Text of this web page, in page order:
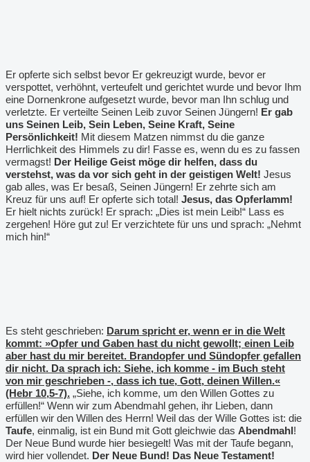
Er opferte sich selbst bevor Er gekreuzigt wurde, bevor er
verspottet, verhöhnt, verteufelt und gerichtet wurde und bevor Ihm
eine Dornenkrone aufgesetzt wurde, bevor man Ihn schlug und
verletzte. Er verteilte Seinen Leib zuvor Seinen Jüngern! Er gab
uns Seinen Leib, Sein Leben, Seine Kraft, Seine
Persönlichkeit! Mit diesem Matzen nimmst du die ganze
Herrlichkeit des Himmels zu dir! Fasse es, wenn du es zu fassen
vermagst! Der Heilige Geist möge dir helfen, dass du
verstehst, was da vor sich geht in der geistigen Welt! Jesus
gab alles, was Er besaß, Seinen Jüngern! Er zehrte sich am
Kreuz für uns auf! Er opferte sich total! Jesus, das Opferlamm!
Er hielt nichts zurück! Er sprach: „Dies ist mein Leib!“ Lass es
zergehen! Höre gut zu! Er verzichtete für uns und sprach: „Nehmt
mich hin!“
Es steht geschrieben: Darum spricht er, wenn er in die Welt
kommt: »Opfer und Gaben hast du nicht gewollt; einen Leib
aber hast du mir bereitet. Brandopfer und Sündopfer gefallen
dir nicht. Da sprach ich: Siehe, ich komme - im Buch steht
von mir geschrieben -, dass ich tue, Gott, deinen Willen.«
(Hebr 10,5-7). „Siehe, ich komme, um den Willen Gottes zu
erfüllen!“ Wenn wir zum Abendmahl gehen, ihr Lieben, dann
erfüllen wir den Willen des Herrn! Weil das der Wille Gottes ist: die
Taufe, einmalig, ist ein Bund mit Gott gleichwie das Abendmahl !
Der Neue Bund wurde hier besiegelt! Was mit der Taufe begann,
wird hier vollendet. Der Neue Bund! Das Neue Testament!